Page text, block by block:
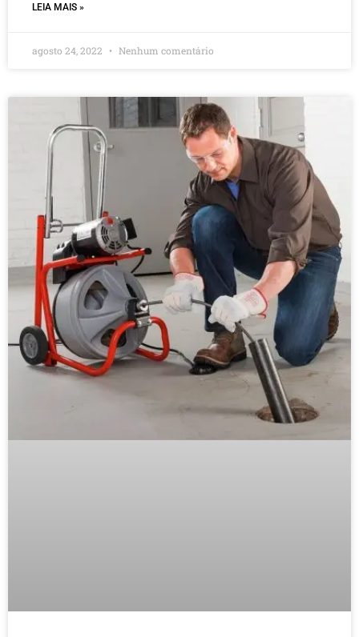
LEIA MAIS »
agosto 24, 2022 Nenhum comentário